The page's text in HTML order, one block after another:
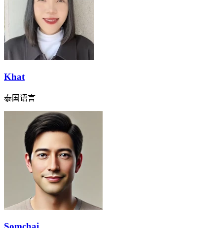
Khat
泰国语言